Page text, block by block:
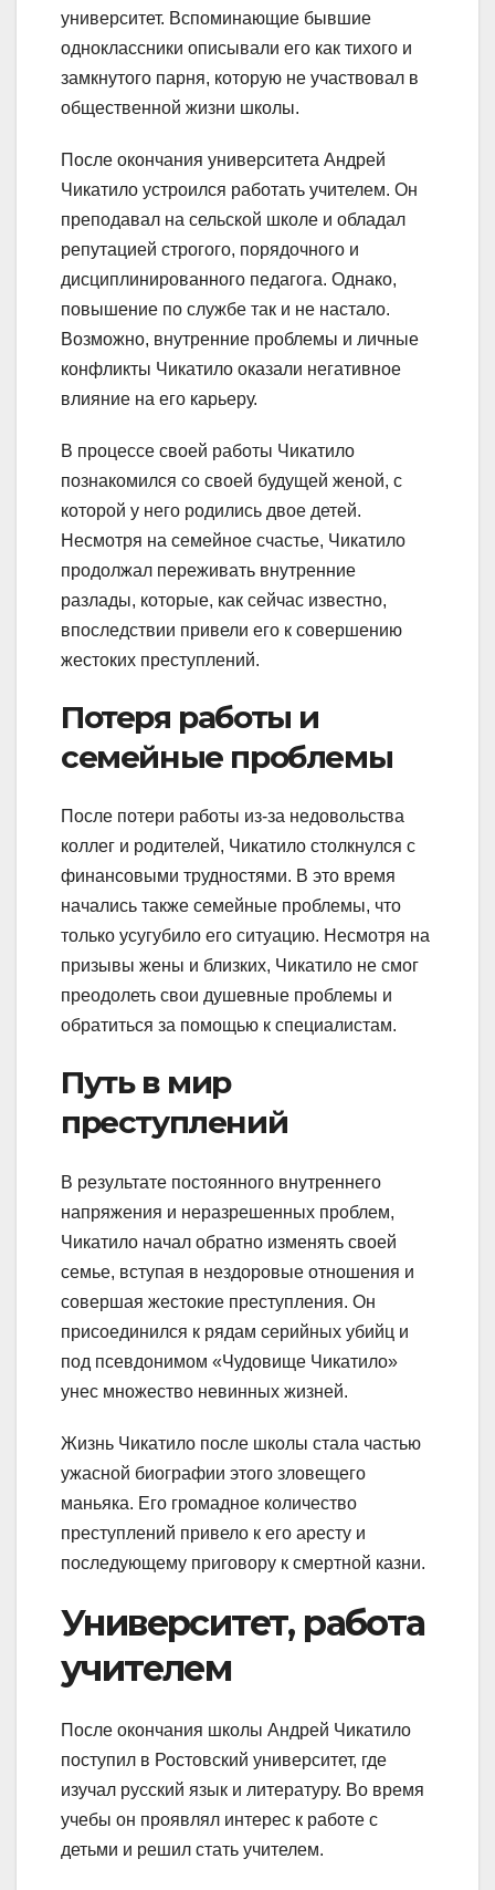
университет. Вспоминающие бывшие
одноклассники описывали его как тихого и
замкнутого парня, которую не участвовал в
общественной жизни школы.
После окончания университета Андрей
Чикатило устроился работать учителем. Он
преподавал на сельской школе и обладал
репутацией строгого, порядочного и
дисциплинированного педагога. Однако,
повышение по службе так и не настало.
Возможно, внутренние проблемы и личные
конфликты Чикатило оказали негативное
влияние на его карьеру.
В процессе своей работы Чикатило
познакомился со своей будущей женой, с
которой у него родились двое детей.
Несмотря на семейное счастье, Чикатило
продолжал переживать внутренние
разлады, которые, как сейчас известно,
впоследствии привели его к совершению
жестоких преступлений.
Потеря работы и
семейные проблемы
После потери работы из-за недовольства
коллег и родителей, Чикатило столкнулся с
финансовыми трудностями. В это время
начались также семейные проблемы, что
только усугубило его ситуацию. Несмотря на
призывы жены и близких, Чикатило не смог
преодолеть свои душевные проблемы и
обратиться за помощью к специалистам.
Путь в мир
преступлений
В результате постоянного внутреннего
напряжения и неразрешенных проблем,
Чикатило начал обратно изменять своей
семье, вступая в нездоровые отношения и
совершая жестокие преступления. Он
присоединился к рядам серийных убийц и
под псевдонимом «Чудовище Чикатило»
унес множество невинных жизней.
Жизнь Чикатило после школы стала частью
ужасной биографии этого зловещего
маньяка. Его громадное количество
преступлений привело к его аресту и
последующему приговору к смертной казни.
Университет, работа
учителем
После окончания школы Андрей Чикатило
поступил в Ростовский университет, где
изучал русский язык и литературу. Во время
учебы он проявлял интерес к работе с
детьми и решил стать учителем.